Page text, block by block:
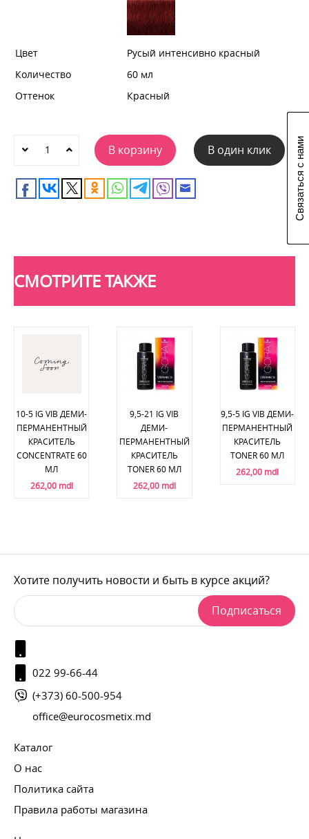
Связаться с нами
Цвет
Русый интенсивно красный
Количество
60 мл
Оттенок
Красный
В корзину В один клик
СМОТРИТЕ ТАКЖЕ
10-5 IG VIB ДЕМИ-
ПЕРМАНЕНТНЫЙ
КРАСИТЕЛЬ
CONCENTRATE 60
МЛ
262,00 mdl
9,5-21 IG VIB
ДЕМИ-
ПЕРМАНЕНТНЫЙ
КРАСИТЕЛЬ
TONER 60 МЛ
262,00 mdl
9,5-5 IG VIB ДЕМИ-
ПЕРМАНЕНТНЫЙ
КРАСИТЕЛЬ
TONER 60 МЛ
262,00 mdl
Хотите получить новости и быть в курсе акций?
Подписаться
022 99-66-44
(+373) 60-500-954
office@eurocosmetix.md
Каталог
О нас
Политика сайта
Правила работы магазина